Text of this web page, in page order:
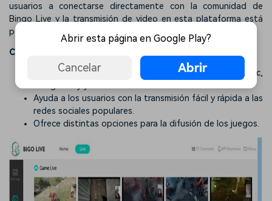
usuarios a conectarse directamente con la comunidad de
Bingo Live y la transmisión de video en esta plataforma está
perfectamente conectada para unir a la gente.
Características principales:
Esta herramienta se puede encontrar fácilmente en Mac,
Ayuda a los usuarios con la transmisión fácil y rápida a las
redes sociales populares.
Ofrece distintas opciones para la difusión de los juegos.
Abrir esta página en Google Play?
Cancelar Abrir